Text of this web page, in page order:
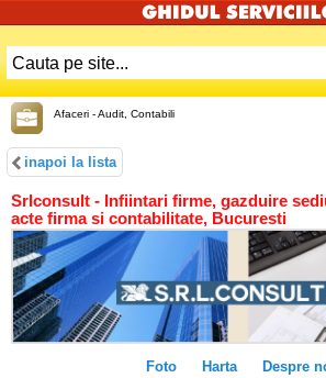
Afaceri - Audit, Contabili
inapoi la lista
Srlconsult - Infiintari firme, gazduire
acte firma si contabilitate, Bucuresti
Foto Harta Despre